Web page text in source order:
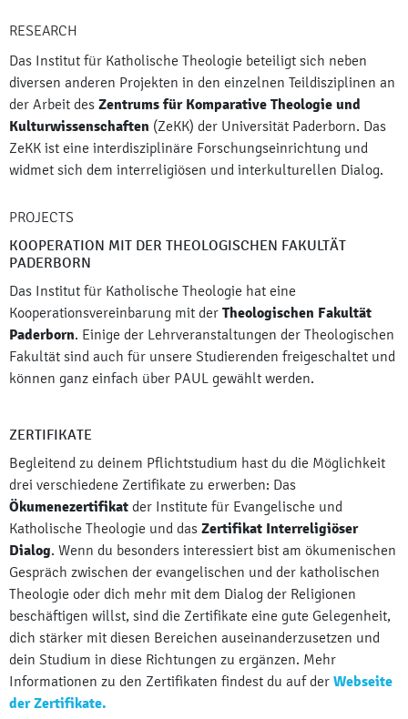
RESEARCH
Das Institut für Katholische Theologie beteiligt sich neben
diversen anderen Projekten in den einzelnen Teildisziplinen an
der Arbeit des Zentrums für Komparative Theologie und
Kulturwissenschaften (ZeKK) der Universität Paderborn. Das
ZeKK ist eine interdisziplinäre Forschungseinrichtung und
widmet sich dem interreligiösen und interkulturellen Dialog.
PROJECTS
KOOPERATION MIT DER THEOLOGISCHEN FAKULTÄT
PADERBORN
Das Institut für Katholische Theologie hat eine
Kooperationsvereinbarung mit der Theologischen Fakultät
Paderborn. Einige der Lehrveranstaltungen der Theologischen
Fakultät sind auch für unsere Studierenden freigeschaltet und
können ganz einfach über PAUL gewählt werden.
ZERTIFIKATE
Begleitend zu deinem Pflichtstudium hast du die Möglichkeit
drei verschiedene Zertifikate zu erwerben: Das
Ökumenezertifikat der Institute für Evangelische und
Katholische Theologie und das Zertifikat Interreligiöser
Dialog. Wenn du besonders interessiert bist am ökumenischen
Gespräch zwischen der evangelischen und der katholischen
Theologie oder dich mehr mit dem Dialog der Religionen
beschäftigen willst, sind die Zertifikate eine gute Gelegenheit,
dich stärker mit diesen Bereichen auseinanderzusetzen und
dein Studium in diese Richtungen zu ergänzen. Mehr
Informationen zu den Zertifikaten findest du auf der Webseite
der Zertifikate.